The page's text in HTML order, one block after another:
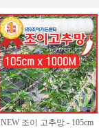
NEW 조이 고추망 - 105cm